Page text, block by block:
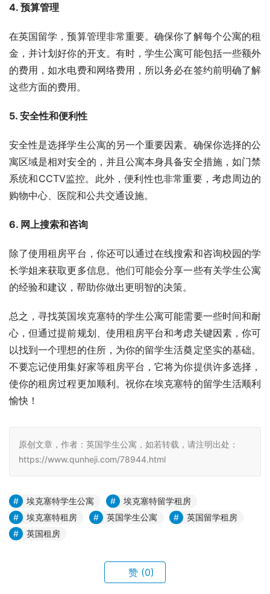
4. 预算管理
在英国留学，预算管理非常重要。确保你了解每个公寓的租
金，并计划好你的开支。有时，学生公寓可能包括一些额外
的费用，如水电费和网络费用，所以务必在签约前明确了解
这些方面的费用。
5. 安全性和便利性
安全性是选择学生公寓的另一个重要因素。确保你选择的公
寓区域是相对安全的，并且公寓本身具备安全措施，如门禁
系统和CCTV监控。此外，便利性也非常重要，考虑周边的
购物中心、医院和公共交通设施。
6. 网上搜索和咨询
除了使用租房平台，你还可以通过在线搜索和咨询校园的学
长学姐来获取更多信息。他们可能会分享一些有关学生公寓
的经验和建议，帮助你做出更明智的决策。
总之，寻找英国埃克塞特的学生公寓可能需要一些时间和耐
心，但通过提前规划、使用租房平台和考虑关键因素，你可
以找到一个理想的住所，为你的留学生活奠定坚实的基础。
不要忘记使用集好家等租房平台，它将为你提供许多选择，
使你的租房过程更加顺利。祝你在埃克塞特的留学生活顺利
愉快！
原创文章，作者：英国学生公寓，如若转载，请注明出处：
https://www.qunheji.com/78944.html
埃克塞特学生公寓
埃克塞特留学租房
埃克塞特租房
英国学生公寓
英国留学租房
英国租房
赞 (0)